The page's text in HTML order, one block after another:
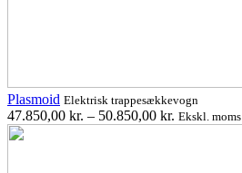
Plasmoid Elektrisk trappesækkevogn
47.850,00 kr. – 50.850,00 kr. Ekskl. moms